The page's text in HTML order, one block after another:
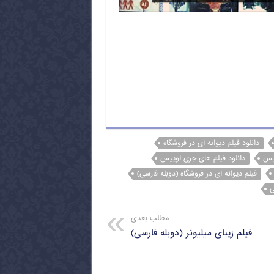
دانلود فیلم دیوانه ای در فروشگاه
دانلود فیلم های جری لوییس
فیلم دیوانه ای در فروشگاه (دوبله فارسی)
مطلب بعدی
فیلم زیبای میلیونر (دوبله فارسی)